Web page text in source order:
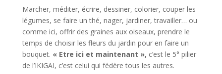
Marcher, méditer, écrire, dessiner, colorier, couper les
légumes, se faire un thé, nager, jardiner, travailler… ou
comme ici, offrir des graines aux oiseaux, prendre le
temps de choisir les fleurs du jardin pour en faire un
bouquet. « Etre ici et maintenant », c’est le 5° pilier
de l’IKIGAI, c’est celui qui fédère tous les autres.